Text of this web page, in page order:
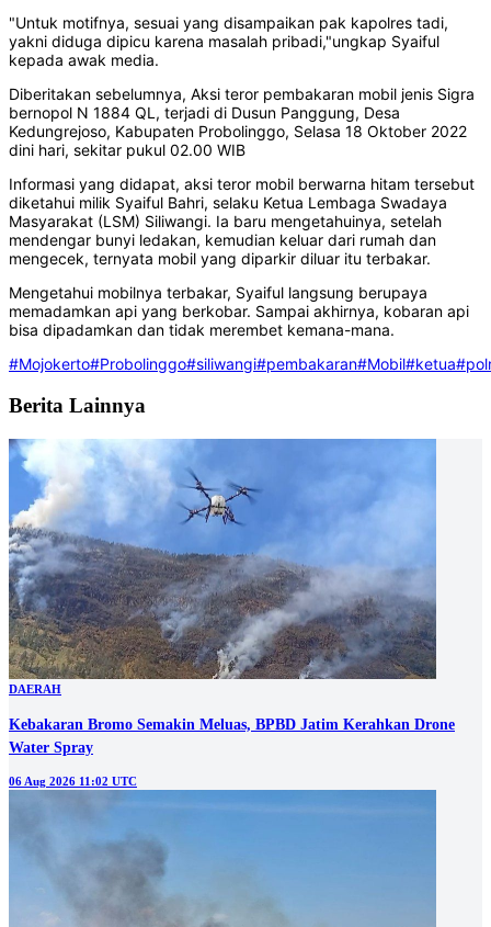
"Untuk motifnya, sesuai yang disampaikan pak kapolres tadi,
yakni diduga dipicu karena masalah pribadi,"ungkap Syaiful
kepada awak media.
Diberitakan sebelumnya, Aksi teror pembakaran mobil jenis Sigra
bernopol N 1884 QL, terjadi di Dusun Panggung, Desa
Kedungrejoso, Kabupaten Probolinggo, Selasa 18 Oktober 2022
dini hari, sekitar pukul 02.00 WIB
Informasi yang didapat, aksi teror mobil berwarna hitam tersebut
diketahui milik Syaiful Bahri, selaku Ketua Lembaga Swadaya
Masyarakat (LSM) Siliwangi. Ia baru mengetahuinya, setelah
mendengar bunyi ledakan, kemudian keluar dari rumah dan
mengecek, ternyata mobil yang diparkir diluar itu terbakar.
Mengetahui mobilnya terbakar, Syaiful langsung berupaya
memadamkan api yang berkobar. Sampai akhirnya, kobaran api
bisa dipadamkan dan tidak merembet kemana-mana.
#Mojokerto#Probolinggo#siliwangi#pembakaran#Mobil#ketua
Berita Lainnya
DAERAH
Kebakaran Bromo Semakin Meluas, BPBD Jatim Kerahkan Drone
Water Spray
06 Aug 2026 11:02 UTC